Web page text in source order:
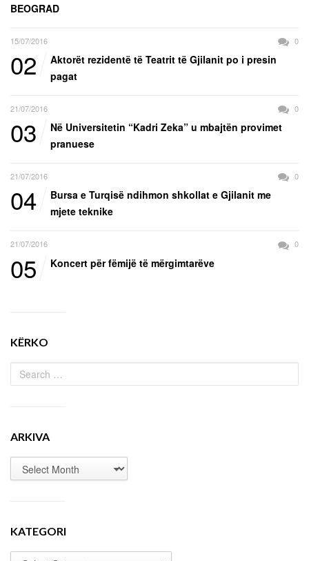
BEOGRAD
15/07/2016 0
02
Aktorët rezidentë të Teatrit të Gjilanit po i presin
pagat
21/07/2016 0
03
Në Universitetin “Kadri Zeka” u mbajtën provimet
pranuese
21/07/2016 0
04
Bursa e Turqisë ndihmon shkollat e Gjilanit me
mjete teknike
21/07/2016 0
05 Koncert për fëmijë të mërgimtarëve
KËRKO
ARKIVA
KATEGORI